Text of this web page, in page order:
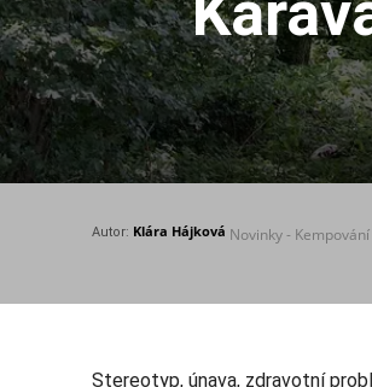
Autor: Klára Hájková Novinky -
Stereotyp, únava, zdravotní